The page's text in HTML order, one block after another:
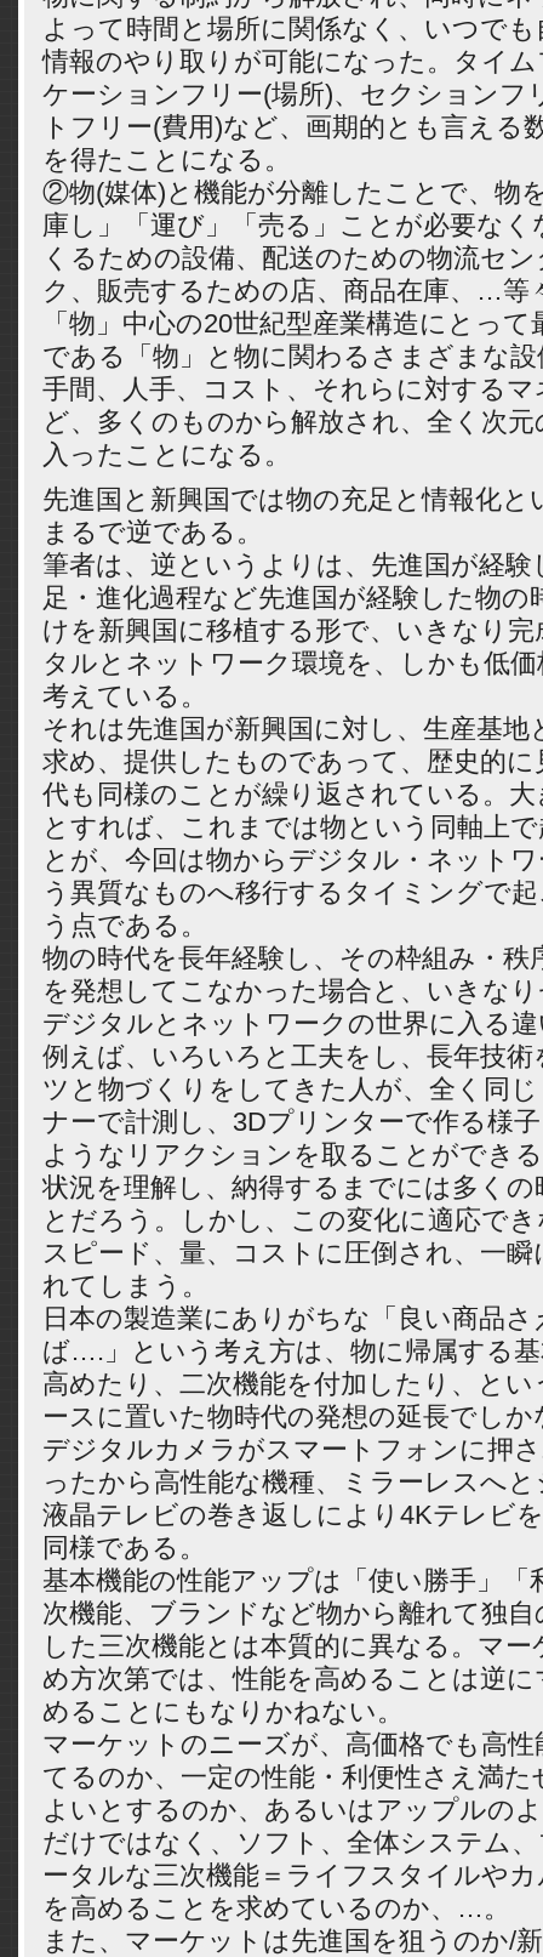
よって時間と場所に関係なく、いつで
情報のやり取りが可能になった。タイ
ケーションフリー(場所)、セクションフ
トフリー(費用)など、画期的とも言える
を得たことになる。
②物(媒体)と機能が分離したことで、物
庫し」「運び」「売る」ことが必要な
くるための設備、配送のための物流セ
ク、販売するための店、商品在庫、…等
「物」中心の20世紀型産業構造にとっ
である「物」と物に関わるさまざまな
手間、人手、コスト、それらに対する
ど、多くのものから解放され、全く次
入ったことになる。
先進国と新興国では物の充足と情報化と
まるで逆である。
筆者は、逆というよりは、先進国が経験
足・進化過程など先進国が経験した物の
けを新興国に移植する形で、いきなり
タルとネットワーク環境を、しかも低
考えている。
それは先進国が新興国に対し、生産基地
求め、提供したものであって、歴史的
代も同様のことが繰り返されている。
とすれば、これまでは物という同軸上
とが、今回は物からデジタル・ネット
う異質なものへ移行するタイミングで
う点である。
物の時代を長年経験し、その枠組み・秩
を発想してこなかった場合と、いきな
デジタルとネットワークの世界に入る
例えば、いろいろと工夫をし、長年技
ツと物づくりをしてきた人が、全く同
ナーで計測し、3Dプリンターで作る様
ようなリアクションを取ることができ
状況を理解し、納得するまでには多く
とだろう。しかし、この変化に適応で
スピード、量、コストに圧倒され、一
れてしまう。
日本の製造業にありがちな「良い商品
ば….」という考え方は、物に帰属する
高めたり、二次機能を付加したり、と
ースに置いた物時代の発想の延長でしか
デジタルカメラがスマートフォンに押
ったから高性能な機種、ミラーレスへ
液晶テレビの巻き返しにより4Kテレビ
同様である。
基本機能の性能アップは「使い勝手」「
次機能、ブランドなど物から離れて独
した三次機能とは本質的に異なる。マ
め方次第では、性能を高めることは逆
めることにもなりかねない。
マーケットのニーズが、高価格でも高
てるのか、一定の性能・利便性さえ満
よいとするのか、あるいはアップルの
だけではなく、ソフト、全体システム
ータルな三次機能＝ライフスタイルや
を高めることを求めているのか、…。
また、マーケットは先進国を狙うのか/